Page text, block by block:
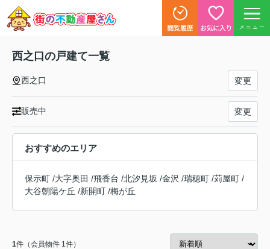
メニュー
西之口の戸建て一覧
西之口 変更
販売中 変更
おすすめのエリア
保示町 /大字奥田 /飛香台 /北汐見坂 /金沢 /瑞穂町 /苅屋町 /
大谷朝陽ケ丘 /新開町 /梅が丘
1件（会員物件 1件）